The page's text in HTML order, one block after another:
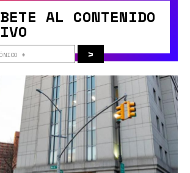
AL CONTENIDO
>